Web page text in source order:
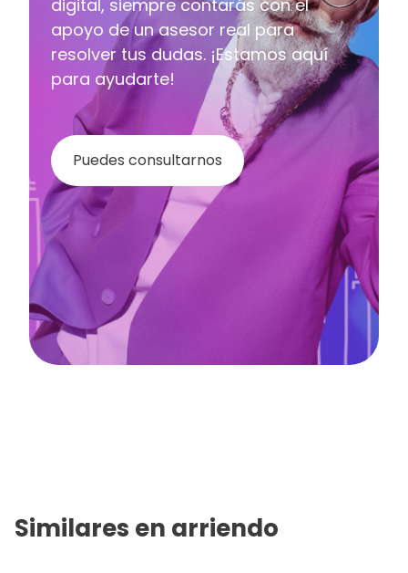
digital, siempre contarás con el
apoyo de un asesor real para
resolver tus dudas. ¡Estamos aquí
para ayudarte!
Puedes consultarnos
Similares en arriendo